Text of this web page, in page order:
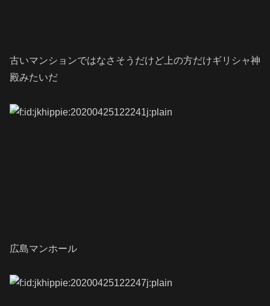
古いマンションではなさそうだけど上の方だけギリシャ神
殿みたいだ
広島マンホール